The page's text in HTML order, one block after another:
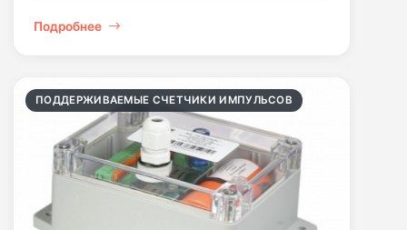
Подробнее
ПОДДЕРЖИВАЕМЫЕ СЧЕТЧИКИ ИМПУЛЬСОВ